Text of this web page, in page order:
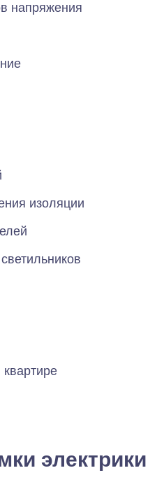
напряжения
изоляции
электрики